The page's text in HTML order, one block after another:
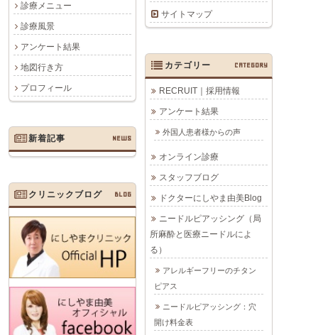
診療メニュー
診療風景
アンケート結果
地図行き方
プロフィール
サイトマップ
カテゴリー CATEGORY
RECRUIT｜採用情報
アンケート結果
外国人患者様からの声
オンライン診療
スタッフブログ
ドクターにしやま由美Blog
ニードルピアッシング（局
所麻酔と医療ニードルによ
る）
アレルギーフリーのチタン
ピアス
ニードルピアッシング：穴
開け料金表
新着記事 NEWS
クリニックブログ BLOG